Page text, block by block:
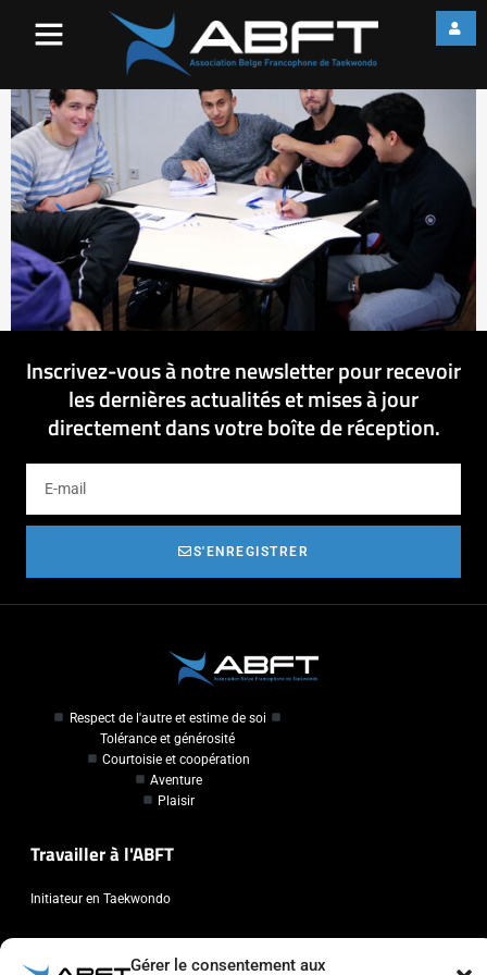
Gérer le consentement aux
Inscrivez-vous à notre newsletter pour recevoir
les dernières actualités et mises à jour
directement dans votre boîte de réception.
S'ENREGISTRER
Respect de l'autre et estime de soi
Tolérance et générosité
Courtoisie et coopération
Aventure
Plaisir
Travailler à l'ABFT
Initiateur en Taekwondo